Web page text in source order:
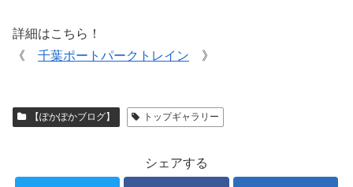
詳細はこちら！
《 千葉ポートパークトレイン 》
【ぽかぽかブログ】 トップギャラリー
シェアする